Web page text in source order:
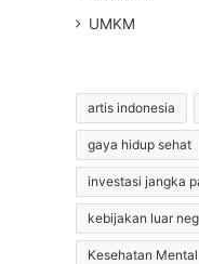
UMKM
artis indonesia
gaya hidup sehat
investasi jangka
kebijakan luar
Kesehatan Mental